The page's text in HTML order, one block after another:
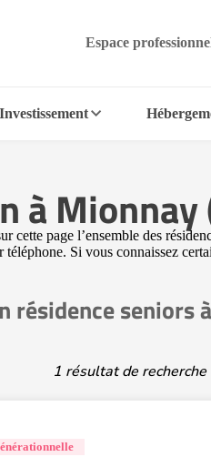
Espace
Investissement
àpage l’ensemble des
Si vous connaissez
résidence seniors à
1 résultat de recherche